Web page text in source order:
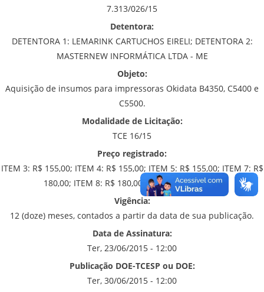
7.313/026/15
Detentora:
DETENTORA 1: LEMARINK CARTUCHOS EIRELI; DETENTORA 2:
MASTERNEW INFORMÁTICA LTDA - ME
Objeto:
Aquisição de insumos para impressoras Okidata B4350, C5400 e
C5500.
Modalidade de Licitação:
TCE 16/15
Preço registrado:
ITEM 3: R$ 155,00; ITEM 4: R$ 155,00; ITEM 5: R$ 155,00; ITEM 7: R$
180,00; ITEM 8: R$ 180,00 E ITEM 9: R$ 180,00
Vigência:
12 (doze) meses, contados a partir da data de sua publicação.
Data de Assinatura:
Ter, 23/06/2015 - 12:00
Publicação DOE-TCESP ou DOE:
Ter, 30/06/2015 - 12:00